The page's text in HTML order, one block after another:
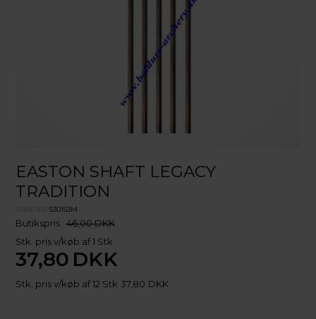
EASTON SHAFT LEGACY
TRADITION
VARENR.530153M
Butikspris 46,00 DKK
Stk. pris v/køb af 1 Stk
37,80 DKK
Stk. pris v/køb af 12 Stk 37,80 DKK